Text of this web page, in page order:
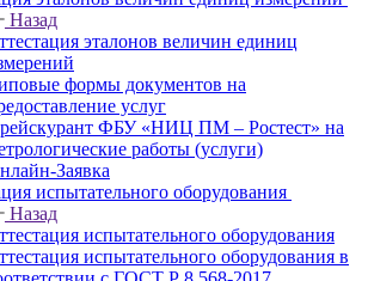
Назад
эталонов величин единиц
формы документов на
услуг
ФБУ «НИЦ ПМ – Ростест» на
работы (услуги)
Заявка
испытательного оборудования
Назад
испытательного оборудования
испытательного оборудования в